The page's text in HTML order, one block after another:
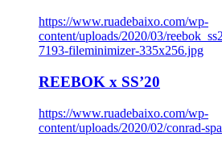
https://www.ruadebaixo.com/wp-
content/uploads/2020/03/
7193-fileminimizer-335x256.jpg
REEBOK x SS’20
https://www.ruadebaixo.com/wp-
content/uploads/2020/02/conrad-